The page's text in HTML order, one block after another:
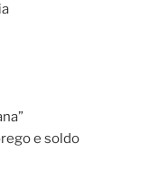
e soldo